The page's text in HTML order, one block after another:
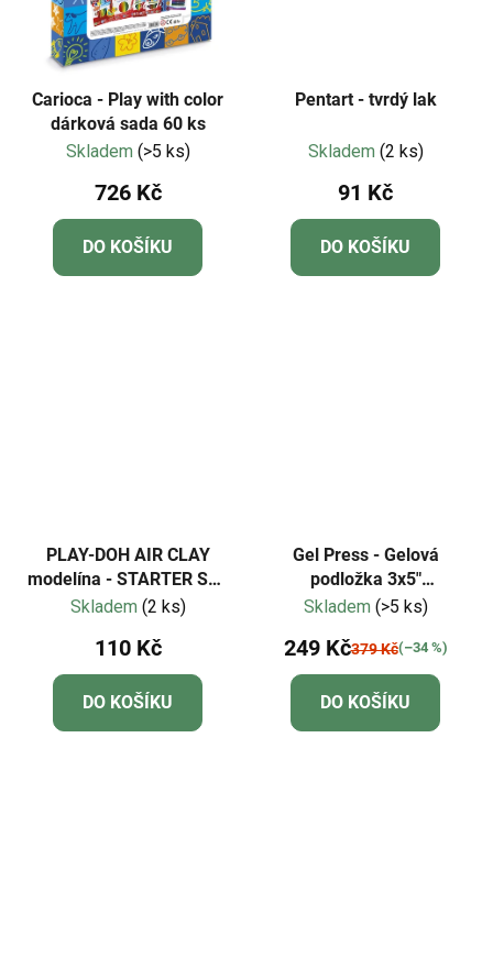
Carioca - Play with color
dárková sada 60 ks
Skladem (>5 ks)
726 Kč
DO KOŠÍKU
Pentart - tvrdý lak
Skladem (2 ks)
91 Kč
DO KOŠÍKU
PLAY-DOH AIR CLAY
modelína - STARTER SET
- zvířata a hmyz
Skladem (2 ks)
110 Kč
DO KOŠÍKU
Gel Press - Gelová
podložka 3x5"
(7,6x12,7cm)
Skladem (>5 ks)
249 Kč379 Kč(–34 %)
DO KOŠÍKU